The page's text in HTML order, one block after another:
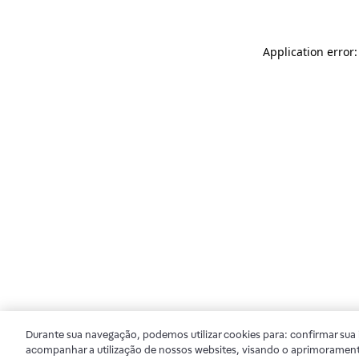
Application
Durante sua navegação, podemos utilizar cookies para: confirmar
acompanhar a utilização de nossos websites, visando o